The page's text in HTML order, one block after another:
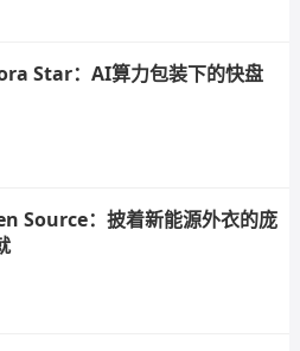
Star：AI算力包装下的快盘
Source：披着新能源外衣的庞